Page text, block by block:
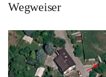
Wegweiser